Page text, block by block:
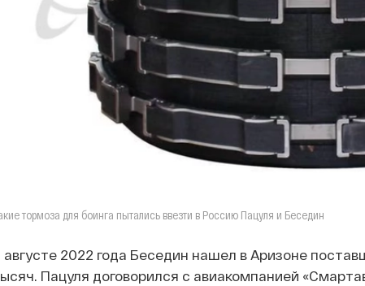
тормоза для боинга пытались ввезти в Россию Пацуля и Беседин
августе 2022 года Беседин нашел в Аризоне
Пацуля договорился с авиакомпанией